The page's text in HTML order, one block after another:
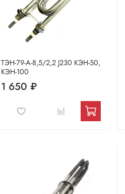
ТЭН-79-А-8,5/2,2 J230 КЭН-50,
КЭН-100
1 650 ₽